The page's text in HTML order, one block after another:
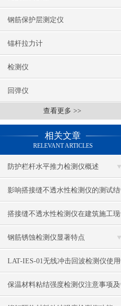
钢筋保护层测定仪
锚杆拉力计
检测仪
回弹仪
查看更多 >>
相关文章
RELEVANT ARTICLES
防护栏杆水平推力检测仪概述
影响搭接缝不透水性检测仪的测试结
果的因素有哪些？
搭接缝不透水性检测仪在建筑施工现
场中的应用
钢筋锈蚀检测仪显著特点
LAT-IES-01无线冲击回波检测仪使用
操作方法
保温材料粘结强度检测仪注意事项及